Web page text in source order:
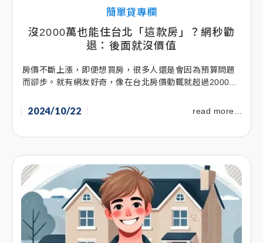
簡單貸專欄
沒2000萬也能住台北「這款房」？網秒勸
退：後面就沒價值
房價不斷上漲，即便想買房，很多人還是會因為預算問題
而卻步。就有網友好奇，像在台北房價動輒就超過2000...
2024/10/22 read more...